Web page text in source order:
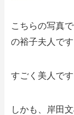
こちらの写真
の裕子夫人です
すごく美人です
しかも、岸田